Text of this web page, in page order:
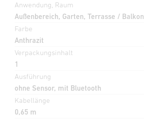
Anwendung, Raum
Außenbereich, Garten, Terrasse / Balkon
Farbe
Anthrazit
Verpackungsinhalt
1
Ausführung
ohne Sensor, mit Bluetooth
Kabellänge
0,65 m